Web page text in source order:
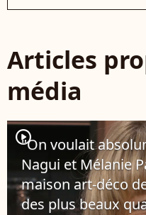
Articles
média
player2
"On voulait
Nagui et Mélanie
maison art-déco
des plus beaux